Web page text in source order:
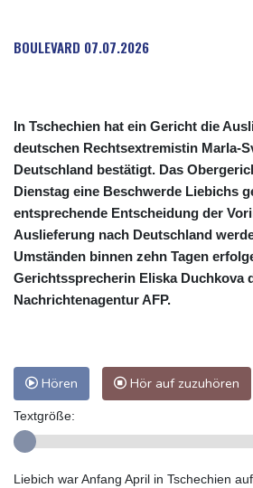
BOULEVARD 07.07.2026
In Tschechien hat ein Gericht die
deutschen Rechtsextremistin Marla-
Deutschland bestätigt. Das
Dienstag eine Beschwerde Liebichs
entsprechende Entscheidung der
Auslieferung nach Deutschland
Umständen binnen zehn Tagen
Gerichtssprecherin Eliska Duchkova
Nachrichtenagentur AFP.
Hören Hör auf zuzuhören
Textgröße:
Liebich war Anfang April in Tschechien